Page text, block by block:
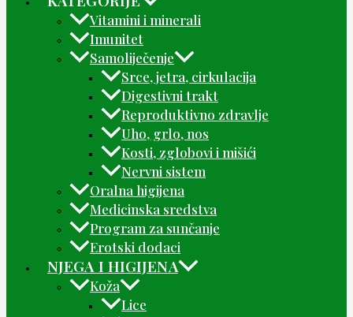
Vitamini i minerali
Imunitet
Samoliječenje
Srce, jetra, cirkulacija
Digestivni trakt
Reproduktivno zdravlje
Uho, grlo, nos
Kosti, zglobovi i mišići
Nervni sistem
Oralna higijena
Medicinska sredstva
Program za sunčanje
Erotski dodaci
NJEGA I HIGIJENA
Koža
Lice